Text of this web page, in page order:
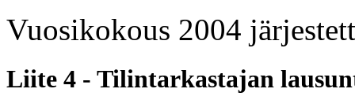
Vuosikokous 2004
Liite 4 - Tilintarkastajan